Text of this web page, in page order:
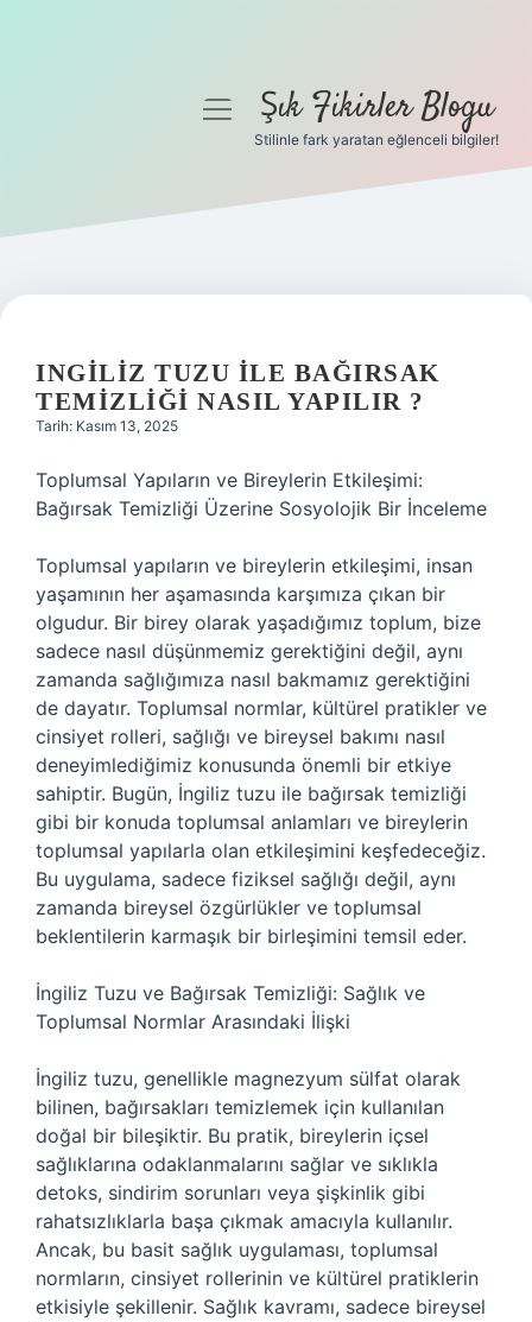
Gizlilik Politikası
Yasal Uyarı
menüyüŞık Fikirler Blogu
Stilinle fark yaratan eğlenceli bilgiler!
INGILIZ TUZU ILE BAĞIRSAK
TEMIZLIĞI NASIL YAPILIR ?
Tarih: Kasım 13, 2025
Toplumsal Yapıların ve Bireylerin Etkileşimi:
Bağırsak Temizliği Üzerine Sosyolojik Bir İnceleme
Toplumsal yapıların ve bireylerin etkileşimi, insan
yaşamının her aşamasında karşımıza çıkan bir
olgudur. Bir birey olarak yaşadığımız toplum, bize
sadece nasıl düşünmemiz gerektiğini değil, aynı
zamanda sağlığımıza nasıl bakmamız gerektiğini
de dayatır. Toplumsal normlar, kültürel pratikler ve
cinsiyet rolleri, sağlığı ve bireysel bakımı nasıl
deneyimlediğimiz konusunda önemli bir etkiye
sahiptir. Bugün, İngiliz tuzu ile bağırsak temizliği
gibi bir konuda toplumsal anlamları ve bireylerin
toplumsal yapılarla olan etkileşimini keşfedeceğiz.
Bu uygulama, sadece fiziksel sağlığı değil, aynı
zamanda bireysel özgürlükler ve toplumsal
beklentilerin karmaşık bir birleşimini temsil eder.
İngiliz Tuzu ve Bağırsak Temizliği: Sağlık ve
Toplumsal Normlar Arasındaki İlişki
İngiliz tuzu, genellikle magnezyum sülfat olarak
bilinen, bağırsakları temizlemek için kullanılan
doğal bir bileşiktir. Bu pratik, bireylerin içsel
sağlıklarına odaklanmalarını sağlar ve sıklıkla
detoks, sindirim sorunları veya şişkinlik gibi
rahatsızlıklarla başa çıkmak amacıyla kullanılır.
Ancak, bu basit sağlık uygulaması, toplumsal
normların, cinsiyet rollerinin ve kültürel pratiklerin
etkisiyle şekillenir. Sağlık kavramı, sadece bireysel